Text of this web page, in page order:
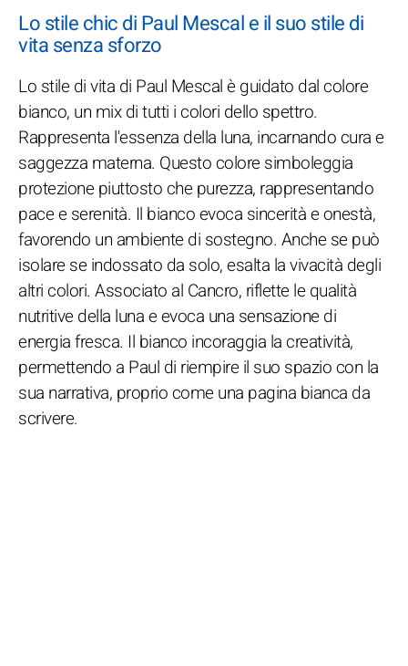
Lo stile chic di Paul Mescal e il suo stile di
vita senza sforzo
Lo stile di vita di Paul Mescal è guidato dal colore
bianco, un mix di tutti i colori dello spettro.
Rappresenta l'essenza della luna, incarnando cura e
saggezza materna. Questo colore simboleggia
protezione piuttosto che purezza, rappresentando
pace e serenità. Il bianco evoca sincerità e onestà,
favorendo un ambiente di sostegno. Anche se può
isolare se indossato da solo, esalta la vivacità degli
altri colori. Associato al Cancro, riflette le qualità
nutritive della luna e evoca una sensazione di
energia fresca. Il bianco incoraggia la creatività,
permettendo a Paul di riempire il suo spazio con la
sua narrativa, proprio come una pagina bianca da
scrivere.